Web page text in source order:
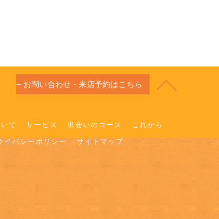
お問い合わせ・来店予約はこちら
て サービス 出会いのコース これから
イバシーポリシー サイトマップ